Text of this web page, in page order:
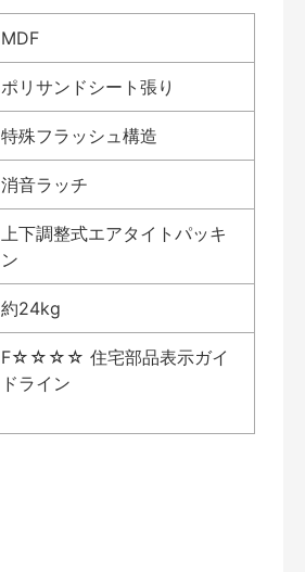
MDF
ポリサンドシート張り
特殊フラッシュ構造
消音ラッチ
上下調整式エアタイトパッキ
ン
約24kg
F☆☆☆☆ 住宅部品表示ガイ
ドライン